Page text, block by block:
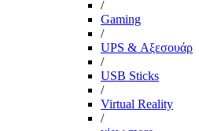
/
Gaming
/
UPS & Αξεσουάρ
/
USB Sticks
/
Virtual Reality
/